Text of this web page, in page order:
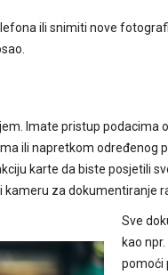
ili snimiti nove
Imate pristup podacima
ili napretkom određenog
karte da biste posjetili
kameru za dokumentiranje
Sve
kao
pomoći